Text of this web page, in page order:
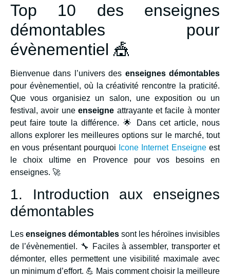
Top 10 des enseignes
démontables pour
évènementiel 🎪
Bienvenue dans l’univers des enseignes démontables
pour évènementiel, où la créativité rencontre la praticité.
Que vous organisiez un salon, une exposition ou un
festival, avoir uneenseigne attrayante et facile à monter
peut faire toute la différence. 🌟 Dans cet article, nous
allons explorer les meilleures options sur le marché, tout
en vous présentant pourquoi Icone Internet Enseigneest
le choix ultime en Provence pour vos besoins en
enseignes. 🚀
1. Introduction aux enseignes
démontables
Les enseignes démontables sont les héroïnes invisibles
de l’évènementiel. 🔧 Faciles à assembler, transporter et
démonter, elles permettent une visibilité maximale avec
un minimum d’effort. 💪 Mais comment choisir la meilleure